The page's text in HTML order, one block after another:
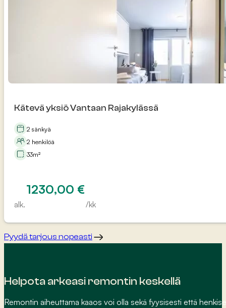
Kätevä yksiö Vantaan Rajakylässä
2 sänkyä
2 henkilöä
33m²
alk.
1230,00 €
/kk
Pyydä tarjous nopeasti
Helpota arkeasi remontin keskellä
Remontin aiheuttama kaaos voi olla sekä fyysisesti että